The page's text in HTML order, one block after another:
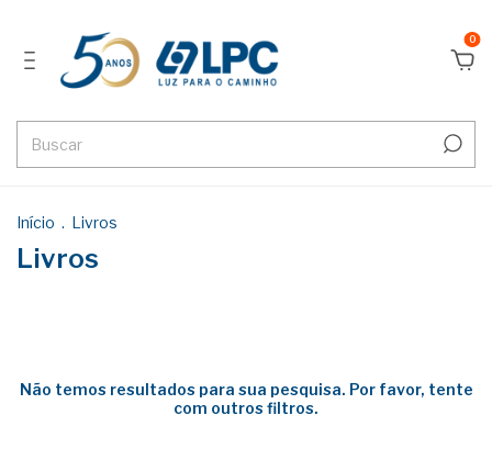
0
Início . Livros
Livros
Não temos resultados para sua pesquisa. Por favor, tente
com outros filtros.